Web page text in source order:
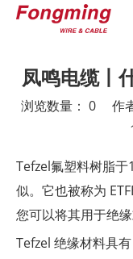
凤鸣电缆丨
浏览数量： 0作者
Tefzel氟塑料树脂
似。它也被称为
您可以将其用于绝缘
Tefzel 绝缘材料具